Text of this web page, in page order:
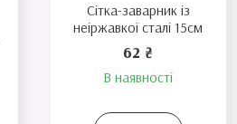
Сітка-заварник із
неіржавкої сталі 15см
62 ₴
В наявності